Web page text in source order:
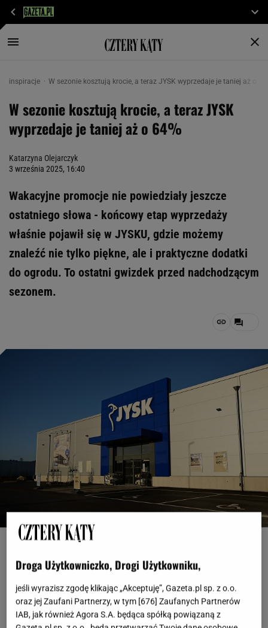
inspiracje W sezonie kosztują krocie, a teraz JYSK wyprzedaje je taniej aż o
W sezonie kosztują krocie, a teraz JYSK
wyprzedaje je taniej aż o 64%
Katarzyna Olejarczyk
3 września 2025, 16:40
Wakacyjne promocje nie powiedziały jeszcze
ostatniego słowa - końcowy etap wyprzedaży
właśnie pojawił się w JYSKU, gdzie możemy
znaleźć nie tylko piękne, ale i praktyczne dodatki
do ogrodu. To ostatni gwizdek przed nadchodzącym
sezonem.
Woodan / Shutterstock
OTWÓRZ GALERIĘ(3)
Wrzesień dopiero się rozpoczął, a ty już jesteś
myślami przy jesiennych chłodach i zbliżającej się
Droga Użytkowniczko, Drogi Użytkowniku,
jeśli wyrazisz zgodę klikając „Akceptuję”, Gazeta.pl sp. z o.o.
oraz jej Zaufani Partnerzy, w tym [676] Zaufanych Partnerów
IAB, jak również Agora S.A. będąca spółką powiązaną z